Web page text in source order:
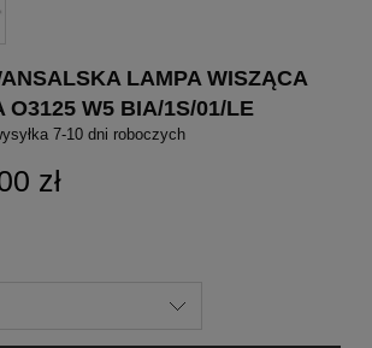
LAMPA WISZĄCA
O3125 W5 BIA/1S/01/LE
7-10 dni roboczych
zł